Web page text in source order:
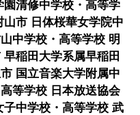
清修中学校・高等学
市 日体桜華女学院中
中学校・高等学校 明
稲田大学系属早稲田
国立音楽大学附属中
等学校 日本放送協会
中学校・高等学校 武